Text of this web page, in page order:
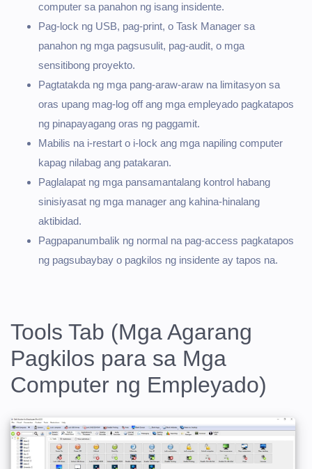
computer sa panahon ng isang insidente.
Pag-lock ng USB, pag-print, o Task Manager sa
panahon ng mga pagsusulit, pag-audit, o mga
sensitibong proyekto.
Pagtatakda ng mga pang-araw-araw na limitasyon sa
oras upang mag-log off ang mga empleyado pagkatapos
ng pinapayagang oras ng paggamit.
Mabilis na i-restart o i-lock ang mga napiling computer
kapag nilabag ang patakaran.
Paglalapat ng mga pansamantalang kontrol habang
sinisiyasat ng mga manager ang kahina-hinalang
aktibidad.
Pagpapanumbalik ng normal na pag-access pagkatapos
ng pagsubaybay o pagkilos ng insidente ay tapos na.
Tools Tab (Mga Agarang
Pagkilos para sa Mga
Computer ng Empleyado)